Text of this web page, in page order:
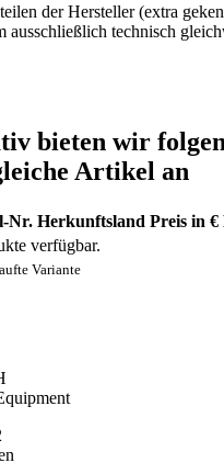
der Hersteller (extra
ausschließlich technisch
bieten wir
Artikel an
Nr. Herkunftsland Preis in €
verfügbar.
Variante